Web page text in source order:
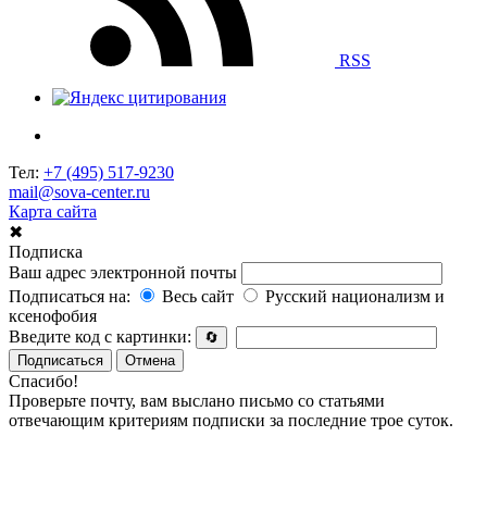
RSS
Тел: +7 (495) 517-9230
mail@sova-center.ru
Карта сайта
✖
Подписка
Ваш адрес электронной почты
Подписаться на:
Весь сайт
Русский национализм и
ксенофобия
Введите код с картинки:
🔄
Подписаться
Отмена
Спасибо!
Проверьте почту, вам выслано письмо со статьями
отвечающим критериям подписки за последние трое суток.